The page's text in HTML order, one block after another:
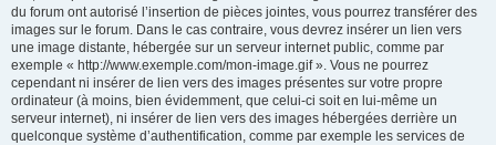
du forum ont autorisé l’insertion de pièces jointes, vous pourrez transférer des
images sur le forum. Dans le cas contraire, vous devrez insérer un lien vers
une image distante, hébergée sur un serveur internet public, comme par
exemple « http://www.exemple.com/mon-image.gif ». Vous ne pourrez
cependant ni insérer de lien vers des images présentes sur votre propre
ordinateur (à moins, bien évidemment, que celui-ci soit en lui-même un
serveur internet), ni insérer de lien vers des images hébergées derrière un
quelconque système d’authentification, comme par exemple les services de